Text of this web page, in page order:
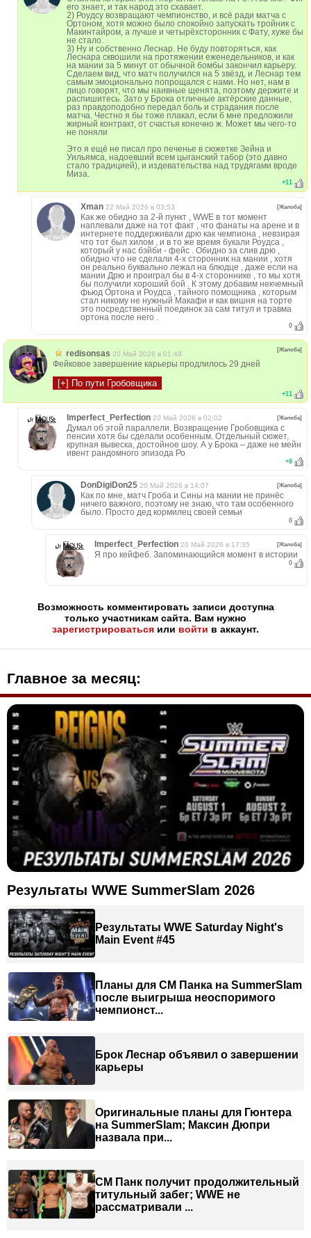
его знает, и так народ это схавает.
2) Роудсу возвращают чемпионство, и всё ради матча с
Ортоном, хотя можно было спокойно запускать тройник с
Макинтайром, а лучше и четырёхсторонник с Фату, хуже бы
не стало.
3) Ну и собственно Леснар. Не буду повторяться, как
Леснара сквошили на протяжении еженедельников, и как
на мании за 5 минут от обычной бомбы закончил карьеру.
Сделаем вид, что матч получился на 5 звёзд, и Леснар тем
самым эмоционально попрощался с нами. Но нет, нам в
лицо говорят, что мы наивные щенята, поэтому держите и
распишитесь. Зато у Брока отличные актёрские данные,
раз правдоподобно передал боль и страдания после
матча. Честно я бы тоже плакал, если б мне предложили
жирный контракт, от счастья конечно ж. Может мы чего-то
не поняли
Это я ещё не писал про печенье в сюжетке Зейна и
Уильямса, надоевший всем цыганский табор (это давно
стало традицией), и издевательства над трудягами вроде
Миза.
+11
Xman 22 Май 2026 в 03:53 [Жалоба]
Как же обидно за 2-й пункт , WWE в тот момент
наплевали даже на тот факт , что фанаты на арене и в
интернете поддерживали дрю как чемпиона , невзирая
что тот был хилом , и в то же время букали Роудса ,
который у нас бэйби - фейс . Обидно за слив дрю ,
обидно что не сделали 4-х сторонник на мании , хотя
он реально буквально лежал на блюдце , даже если на
мании Дрю и проиграл бы в 4-х стороннике , то мы хотя
бы получили хороший бой . К этому добавим некчемный
фьюд Ортона и Роудса , тайного помощника , которым
стал никому не нужный Макафи и как вишня на торте
это посредственный поединок за сам титул и травма
ортона после него .
0
redisonsas 20 Май 2026 в 01:49
[Жалоба]
Фейковое завершение карьеры продлилось 29 дней
+11
Imperfect_Perfection 20 Май 2026 в 02:02 [Жалоба]
Думал об этой параллели. Возвращение Гробовщика с
пенсии хотя бы сделали особенным. Отдельный сюжет,
крупная вывеска, достойное шоу. А у Брока – даже не мейн
ивент рандомного эпизода Ро
+8
DonDigiDon25 20 Май 2026 в 14:07 [Жалоба]
Как по мне, матч Гроба и Сины на мании не принёс
ничего важного, поэтому не знаю, что там особенного
было. Просто дед кормилец своей семьи
0
Imperfect_Perfection 20 Май 2026 в 17:35 [Жалоба]
Я про кейфеб. Запоминающийся момент в истории
0
Возможность комментировать записи доступна
только участникам сайта. Вам нужно
зарегистрироваться или войти в аккаунт.
Главное за месяц:
Результаты WWE SummerSlam 2026
Результаты WWE Saturday Night's
Main Event #45
Планы для СМ Панка на SummerSlam
после выигрыша неоспоримого
чемпионст...
Брок Леснар объявил о завершении
карьеры
Оригинальные планы для Гюнтера
на SummerSlam; Максин Дюпри
назвала при...
СМ Панк получит продолжительный
титульный забег; WWE не
рассматривали ...